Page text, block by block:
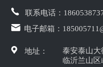
联系电话：
电子邮箱：
地址：
泰安泰山大
临沂兰山区